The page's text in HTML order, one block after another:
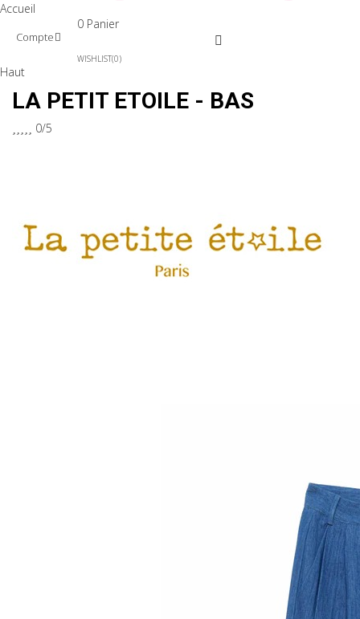
Accueil
Compte
0 Panier
WISHLIST 0
Haut
LA PETIT ETOILE - BAS
0/5